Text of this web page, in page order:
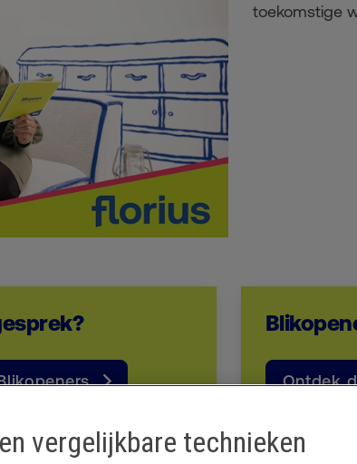
toekomstige
Ontdek
vergelijkbare technieken